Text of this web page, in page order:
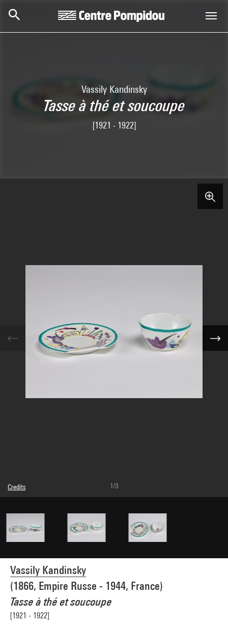
Vassily Kandinsky
Tasse à thé et soucoupe
[1921 - 1922]
Vassily Kandinsky
(1866, Empire Russe - 1944, France)
Tasse à thé et soucoupe
[1921 - 1922]
Credits
Domaine public
Image presentation :
GrandPalaisRmnPhoto
1/3